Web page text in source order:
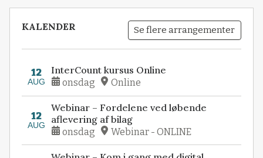
KALENDER Se flere arrangementer
12
AUG
InterCount kursus Online
onsdag Online
12
AUG
Webinar – Fordelene ved løbende
aflevering af bilag
onsdag Webinar - ONLINE